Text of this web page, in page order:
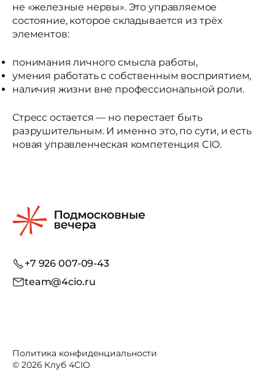
не «железные нервы». Это управляемое
состояние, которое складывается из трёх
элементов:
понимания личного смысла работы,
умения работать с собственным восприятием,
наличия жизни вне профессиональной роли.
Стресс остается — но перестает быть
разрушительным. И именно это, по сути, и есть
новая управленческая компетенция CIO.
+7 926 007-09-43
team@4cio.ru
Политика конфиденциальности
© 2026 Клуб 4CIO